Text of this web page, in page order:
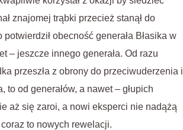
znajomej trąbki przecież stanął do
obecność generała Błasika w
– jeszcze innego generała. Od razu
przeszła z obrony do przeciwuderzenia i
to od generałów, a nawet – głupich
aż się zaroi, a nowi eksperci nie nadążą
to nowych rewelacji.